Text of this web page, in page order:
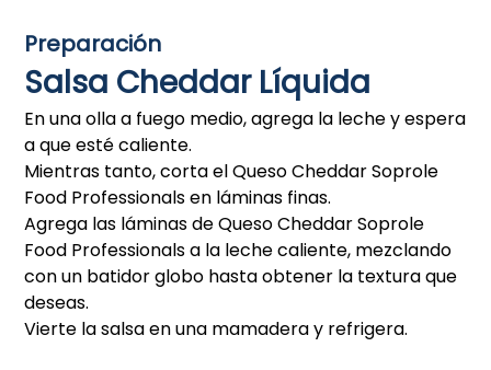
Preparación
Salsa Cheddar Líquida
En una olla a fuego medio, agrega la leche y espera
a que esté caliente.
Mientras tanto, corta el Queso Cheddar Soprole
Food Professionals en láminas finas.
Agrega las láminas de Queso Cheddar Soprole
Food Professionals a la leche caliente, mezclando
con un batidor globo hasta obtener la textura que
deseas.
Vierte la salsa en una mamadera y refrigera.